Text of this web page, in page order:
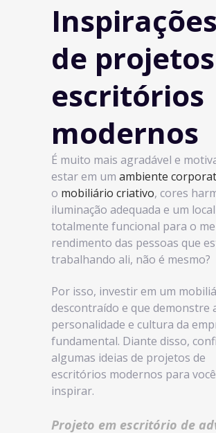
Inspirações
de
escritórios
modernos
É muito mais agradável e
estar em um ambiente
o mobiliário criativo, cores
iluminação adequada e um local
totalmente funcional para o
rendimento das pessoas que
trabalhando ali, não é mesmo?
Por isso, investir em um
descontraído e que demonstre
personalidade e cultura da
fundamental. Diante disso,
algumas ideias de projetos de
escritórios modernos para
inspirar.
Projeto em escritório de